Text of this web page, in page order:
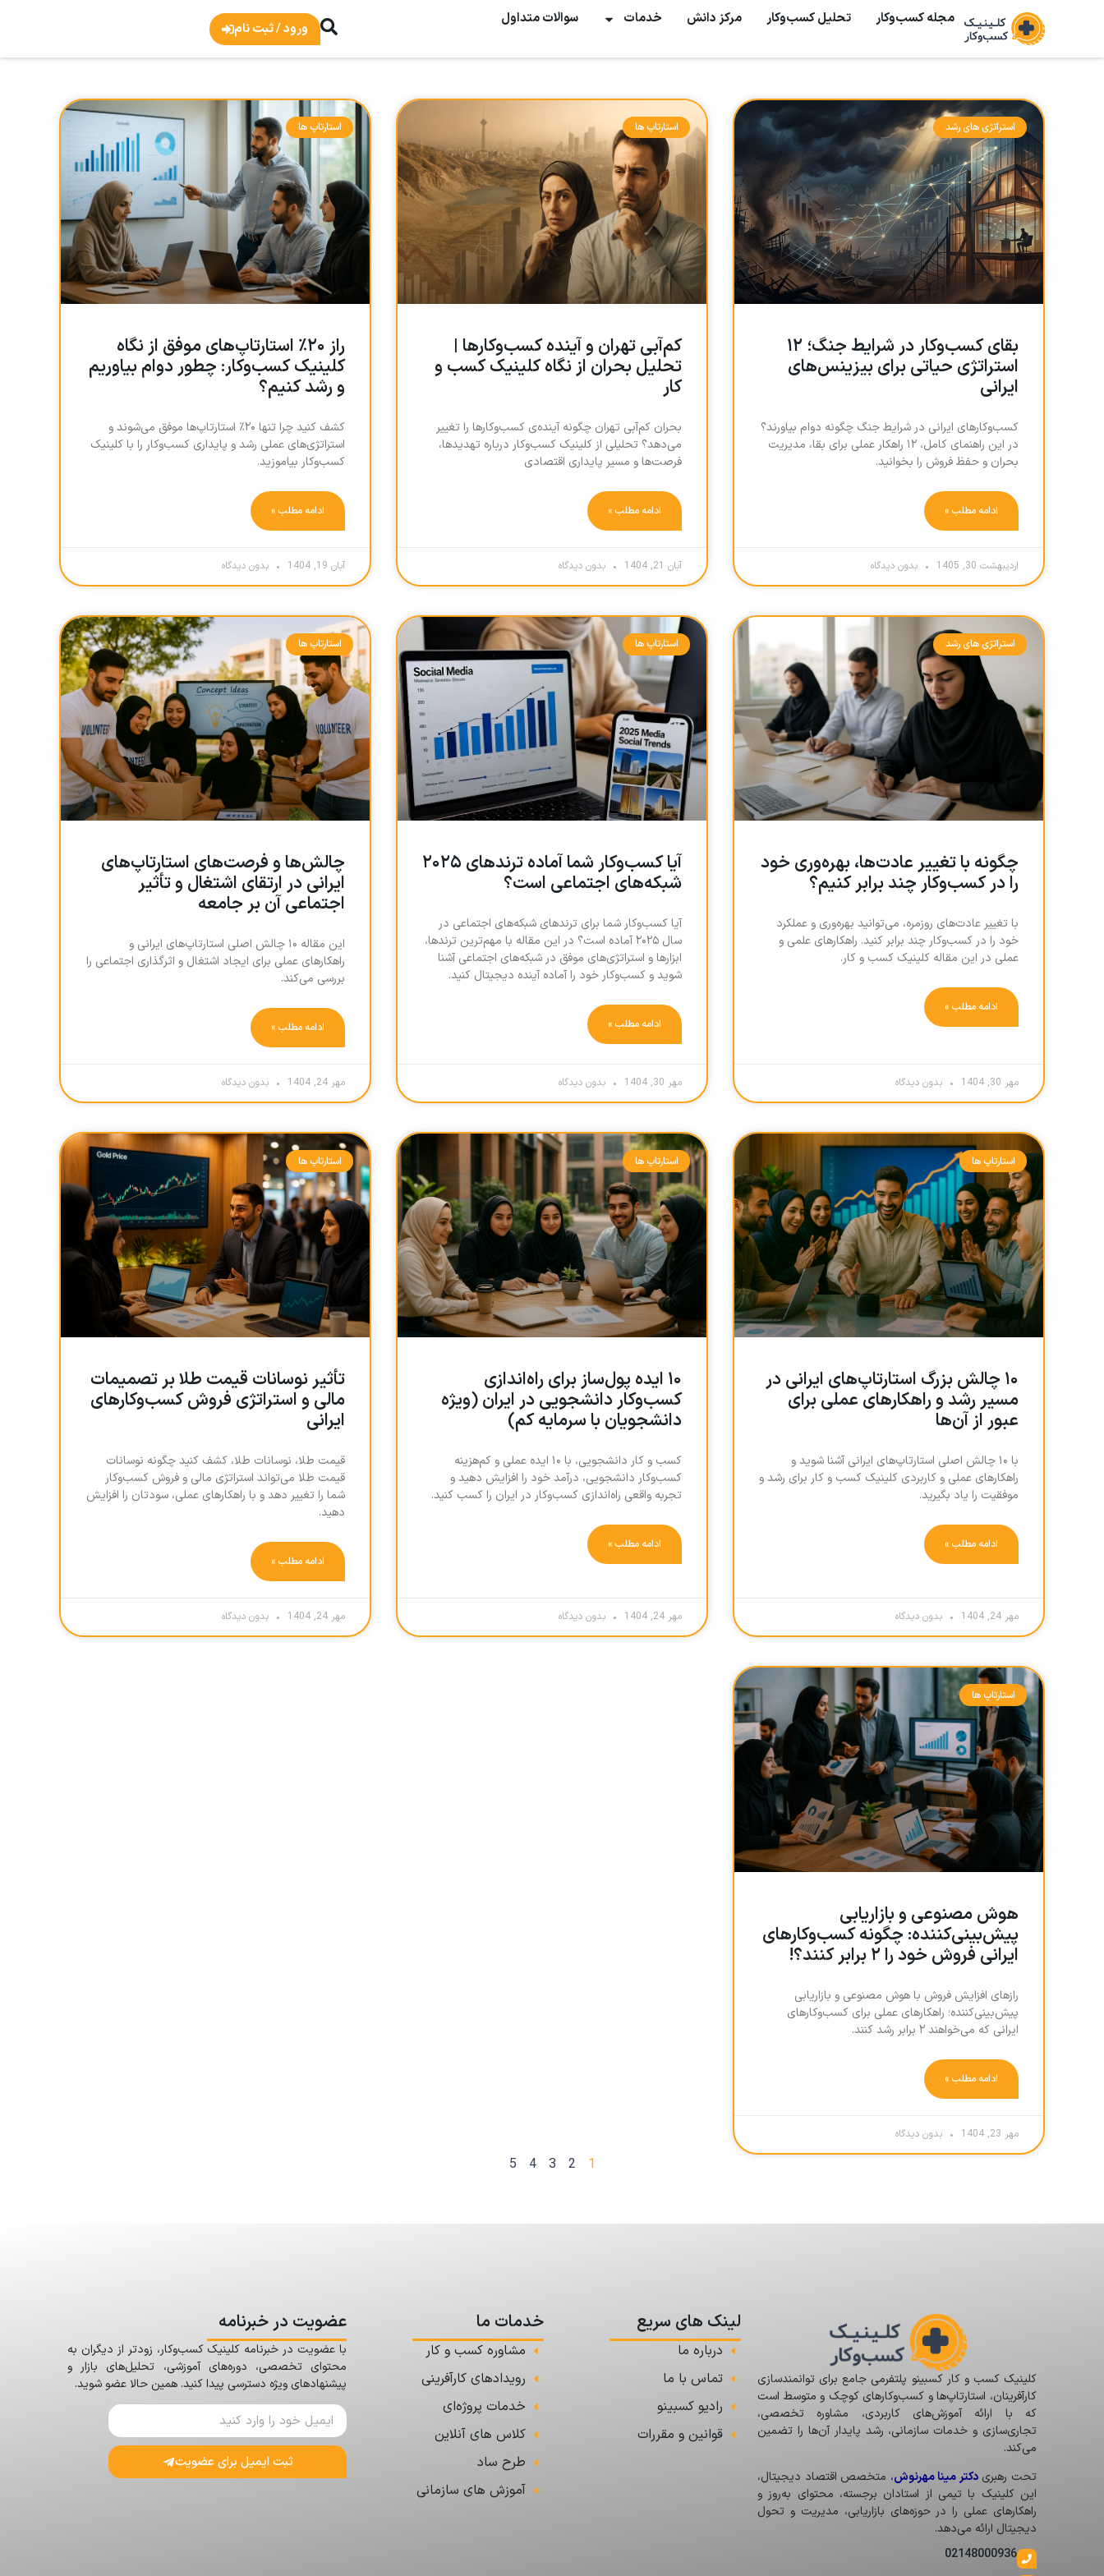
مجله کسب‌وکار تحلیل کسب‌و‌کار مرکز دانش خدمات سوالات متداول
ورود / ثبت نام
استراتژی های رشد
بقای کسب‌وکار در شرایط جنگ؛ ۱۲
استراتژی حیاتی برای بیزینس‌های
ایرانی
کسب‌وکارهای ایرانی در شرایط جنگ چگونه دوام بیاورند؟
در این راهنمای کامل، ۱۲ راهکار عملی برای بقا، مدیریت
بحران و حفظ فروش را بخوانید.
ادامه مطلب »
اردیبهشت 30, 1405 بدون دیدگاه
استارتاپ ها
کم‌آبی تهران و آینده کسب‌وکارها |
تحلیل بحران از نگاه کلینیک کسب و
کار
بحران کم‌آبی تهران چگونه آینده‌ی کسب‌وکارها را تغییر
می‌دهد؟ تحلیلی از کلینیک کسب‌وکار درباره تهدیدها،
فرصت‌ها و مسیر پایداری اقتصادی
ادامه مطلب »
آبان 21, 1404 بدون دیدگاه
استارتاپ ها
راز ۲۰٪ استارتاپ‌های موفق از نگاه
کلینیک کسب‌وکار: چطور دوام بیاوریم
و رشد کنیم؟
کشف کنید چرا تنها ۲۰٪ استارتاپ‌ها موفق می‌شوند و
استراتژی‌های عملی رشد و پایداری کسب‌وکار را با کلینیک
کسب‌وکار بیاموزید.
ادامه مطلب »
آبان 19, 1404 بدون دیدگاه
استراتژی های رشد
چگونه با تغییر عادت‌ها، بهره‌وری خود
را در کسب‌وکار چند برابر کنیم؟
با تغییر عادت‌های روزمره، می‌توانید بهره‌وری و عملکرد
خود را در کسب‌وکار چند برابر کنید. راهکارهای علمی و
عملی در این مقاله کلینیک کسب و کار.
ادامه مطلب »
مهر 30, 1404 بدون دیدگاه
استارتاپ ها
آیا کسب‌وکار شما آماده ترندهای ۲۰۲۵
شبکه‌های اجتماعی است؟
آیا کسب‌وکار شما برای ترندهای شبکه‌های اجتماعی در
سال ۲۰۲۵ آماده است؟ در این مقاله با مهم‌ترین ترندها،
ابزارها و استراتژی‌های موفق در شبکه‌های اجتماعی آشنا
شوید و کسب‌وکار خود را آماده آینده دیجیتال کنید.
ادامه مطلب »
مهر 30, 1404 بدون دیدگاه
استارتاپ ها
چالش‌ها و فرصت‌های استارتاپ‌های
ایرانی در ارتقای اشتغال و تأثیر
اجتماعی آن بر جامعه
این مقاله ۱۰ چالش اصلی استارتاپ‌های ایرانی و
راهکارهای عملی برای ایجاد اشتغال و اثرگذاری اجتماعی را
بررسی می‌کند.
ادامه مطلب »
مهر 24, 1404 بدون دیدگاه
استارتاپ ها
۱۰ چالش بزرگ استارتاپ‌های ایرانی در
مسیر رشد و راهکارهای عملی برای
عبور از آن‌ها
با ۱۰ چالش اصلی استارتاپ‌های ایرانی آشنا شوید و
راهکارهای عملی و کاربردی کلینیک کسب و کار برای رشد و
موفقیت را یاد بگیرید.
ادامه مطلب »
مهر 24, 1404 بدون دیدگاه
استارتاپ ها
۱۰ ایده پول‌ساز برای راه‌اندازی
کسب‌وکار دانشجویی در ایران (ویژه
دانشجویان با سرمایه کم)
کسب و کار دانشجویی، با ۱۰ ایده عملی و کم‌هزینه
کسب‌وکار دانشجویی، درآمد خود را افزایش دهید و
تجربه واقعی راه‌اندازی کسب‌وکار در ایران را کسب کنید.
ادامه مطلب »
مهر 24, 1404 بدون دیدگاه
استارتاپ ها
تأثیر نوسانات قیمت طلا بر تصمیمات
مالی و استراتژی فروش کسب‌وکارهای
ایرانی
قیمت طلا، نوسانات طلا، کشف کنید چگونه نوسانات
قیمت طلا می‌تواند استراتژی مالی و فروش کسب‌وکار
شما را تغییر دهد و با راهکارهای عملی، سودتان را افزایش
دهید.
ادامه مطلب »
مهر 24, 1404 بدون دیدگاه
استارتاپ ها
هوش مصنوعی و بازاریابی
پیش‌بینی‌کننده: چگونه کسب‌وکارهای
ایرانی فروش خود را ۲ برابر کنند؟!
رازهای افزایش فروش با هوش مصنوعی و بازاریابی
پیش‌بینی‌کننده؛ راهکارهای عملی برای کسب‌وکارهای
ایرانی که می‌خواهند ۲ برابر رشد کنند.
ادامه مطلب »
مهر 23, 1404 بدون دیدگاه
1
2
3
4
5
کلینیک کسب و کار کسبینو پلتفرمی جامع برای توانمندسازی
کارآفرینان، استارتاپ‌ها و کسب‌وکارهای کوچک و متوسط است
که با ارائه آموزش‌های کاربردی، مشاوره تخصصی،
تجاری‌سازی و خدمات سازمانی، رشد پایدار آن‌ها را تضمین
می‌کند.
تحت رهبریدکتر مینا مهرنوش، متخصص اقتصاد دیجیتال،
این کلینیک با تیمی از استادان برجسته، محتوای به‌روز و
راهکارهای عملی را در حوزه‌های بازاریابی، مدیریت و تحول
دیجیتال ارائه می‌دهد.
02148000936
لینک های سریع
درباره ما
تماس با ما
رادیو کسبینو
قوانین و مقررات
خدمات ما
مشاوره کسب و کار
رویدادهای کارآفرینی
خدمات پروژه‌ای
کلاس های آنلاین
طرح ساد
آموزش های سازمانی
عضویت در خبرنامه
با عضویت در خبرنامه کلینیک کسب‌وکار، زودتر از دیگران به
محتوای تخصصی، دوره‌های آموزشی، تحلیل‌های بازار و
پیشنهادهای ویژه دسترسی پیدا کنید. همین حالا عضو شوید.
ثبت ایمیل برای عضویت